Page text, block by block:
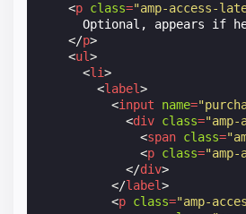
<p class="amp-access-
Optional, appears if
</p>
<ul>
<li>
<label>
<input name=
<div class=
<span class=
<p class=
</div>
</label>
<p class="amp-